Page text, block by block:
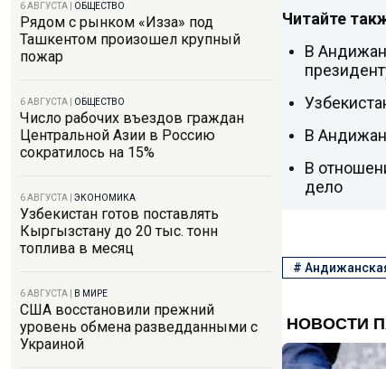
6 АВГУСТА ОБЩЕСТВО
Рядом с рынком «Изза» под
Ташкентом произошел крупный
пожар
6 АВГУСТА ОБЩЕСТВО
Число рабочих въездов граждан
Центральной Азии в Россию
сократилось на 15%
6 АВГУСТА ЭКОНОМИКА
Узбекистан готов поставлять
Кыргызстану до 20 тыс. тонн
топлива в месяц
6 АВГУСТА В МИРЕ
США восстановили прежний
уровень обмена разведданными с
Украиной
Читайте
В
В
В
дело
#